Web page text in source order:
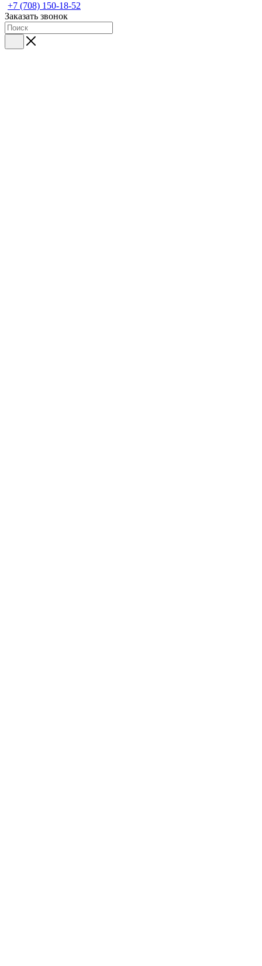
+7 (708) 150-18-52
Заказать звонок